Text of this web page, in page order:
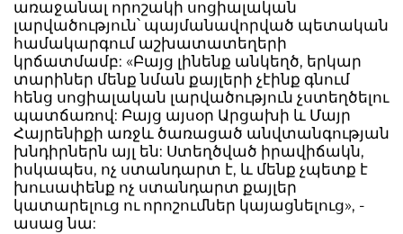
առաջանալ որոշակի սոցիալական
լարվածություն՝ պայմանավորված պետական
համակարգում աշխատատեղերի
կրճատմամբ: «Բայց լինենք անկեղծ, երկար
տարիներ մենք նման քայլերի չէինք գնում
հենց սոցիալական լարվածություն չստեղծելու
պատճառով: Բայց այսօր Արցախի և Մայր
Հայրենիքի առջև ծառացած անվտանգության
խնդիրներն այլ են: Ստեղծված իրավիճակն,
իսկապես, ոչ ստանդարտ է, և մենք չպետք է
խուսափենք ոչ ստանդարտ քայլեր
կատարելուց ու որոշումներ կայացնելուց», -
ասաց նա: